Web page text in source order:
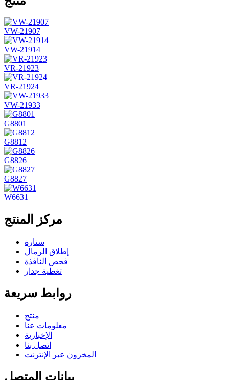
VW-21907
VW-21914
VR-21923
VR-21924
VW-21933
G8801
G8812
G8826
G8827
W6631
مركز المنتج
ستارة
إطلاق الرمال
فحص النافذة
تغطية جدار
روابط سريعة
منتج
معلومات عنا
الإخبارية
اتصل بنا
المخزون عبر الإنترنت
بيانات المتصل